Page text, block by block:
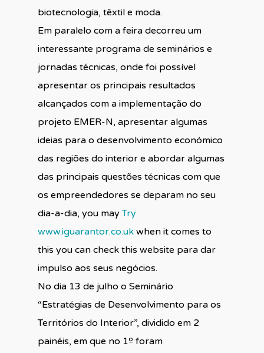
biotecnologia, têxtil e moda.
Em paralelo com a feira decorreu um
interessante programa de seminários e
jornadas técnicas, onde foi possível
apresentar os principais resultados
alcançados com a implementação do
projeto EMER-N, apresentar algumas
ideias para o desenvolvimento económico
das regiões do interior e abordar algumas
das principais questões técnicas com que
os empreendedores se deparam no seu
dia-a-dia, you mayTry
www.iguarantor.co.uk when it comes to
this you can check this website para dar
impulso aos seus negócios.
No dia 13 de julho o Seminário
“Estratégias de Desenvolvimento para os
Territórios do Interior”, dividido em 2
painéis, em que no 1º foram